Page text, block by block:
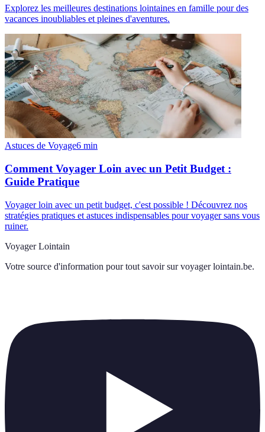
Explorez les meilleures destinations lointaines en famille pour des
vacances inoubliables et pleines d'aventures.
Astuces de Voyage6 min
Comment Voyager Loin avec un Petit Budget :
Guide Pratique
Voyager loin avec un petit budget, c'est possible ! Découvrez nos
stratégies pratiques et astuces indispensables pour voyager sans vous
ruiner.
Voyager Lointain
Votre source d'information pour tout savoir sur voyager lointain.be.